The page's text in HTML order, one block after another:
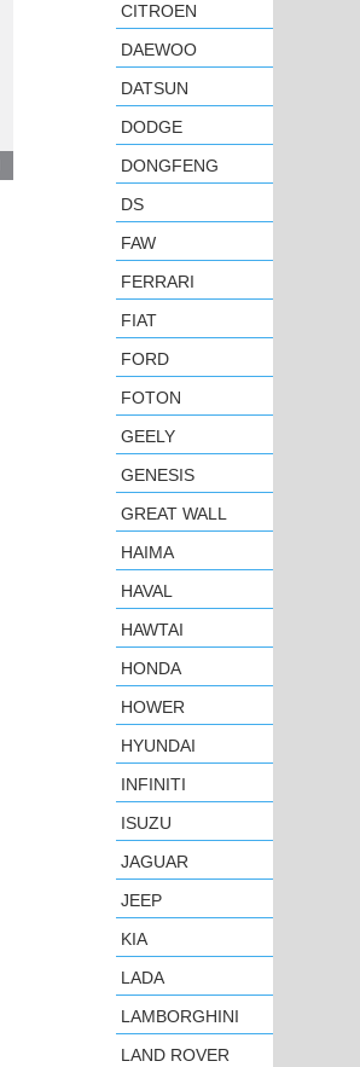
CITROEN
DAEWOO
DATSUN
DODGE
DONGFENG
DS
FAW
FERRARI
FIAT
FORD
FOTON
GEELY
GENESIS
GREAT WALL
HAIMA
HAVAL
HAWTAI
HONDA
HOWER
HYUNDAI
INFINITI
ISUZU
JAGUAR
JEEP
KIA
LADA
LAMBORGHINI
LAND ROVER